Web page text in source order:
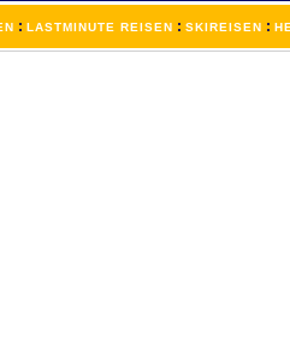
: LASTMINUTE REISEN : SKIREISEN :